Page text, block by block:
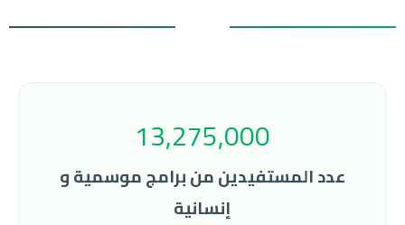
13,275,000
عدد المستفيدين من برامج موسمية و
إنسانية